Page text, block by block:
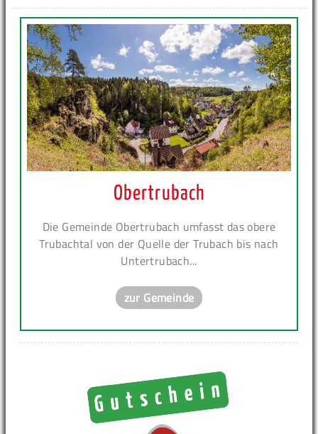
Obertrubach
Die Gemeinde Obertrubach umfasst das obere
Trubachtal von der Quelle der Trubach bis nach
Untertrubach...
zur Gemeinde